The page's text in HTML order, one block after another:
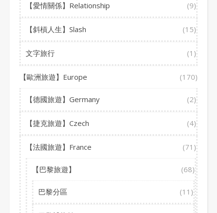
【愛情關係】Relationship (9)
【斜槓人生】Slash (15)
文字旅行 (1)
【歐洲旅遊】Europe (170)
【德國旅遊】Germany (2)
【捷克旅遊】Czech (4)
【法國旅遊】France (71)
【巴黎旅遊】 (68)
巴黎分區 (11)